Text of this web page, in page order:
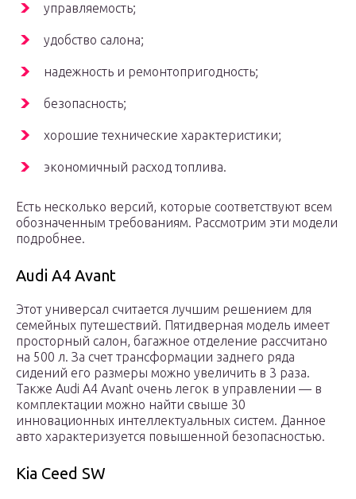
управляемость;
удобство салона;
надежность и ремонтопригодность;
безопасность;
хорошие технические характеристики;
экономичный расход топлива.
Есть несколько версий, которые соответствуют всем
обозначенным требованиям. Рассмотрим эти модели
подробнее.
Audi A4 Avant
Этот универсал считается лучшим решением для
семейных путешествий. Пятидверная модель имеет
просторный салон, багажное отделение рассчитано
на 500 л. За счет трансформации заднего ряда
сидений его размеры можно увеличить в 3 раза.
Также Audi A4 Avant очень легок в управлении — в
комплектации можно найти свыше 30
инновационных интеллектуальных систем. Данное
авто характеризуется повышенной безопасностью.
Kia Ceed SW